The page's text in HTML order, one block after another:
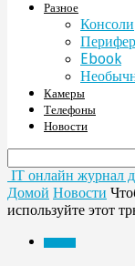
Разное
Консоли
Ebook
Камеры
Телефоны
Новости
IT онлайн журнал
Домой Новости
используйте этот